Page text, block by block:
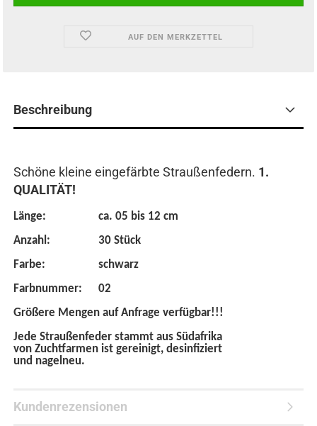
AUF DEN MERKZETTEL
Beschreibung
Schöne kleine eingefärbte Straußenfedern. 1.
QUALITÄT!
Länge:
Anzahl:
Farbe:
Farbnummer:
ca. 05 bis 12 cm
30 Stück
schwarz
02
Größere Mengen auf Anfrage verfügbar!!!
Jede Straußenfeder stammt aus Südafrika
von Zuchtfarmen ist gereinigt, desinfiziert
und nagelneu.
Kundenrezensionen